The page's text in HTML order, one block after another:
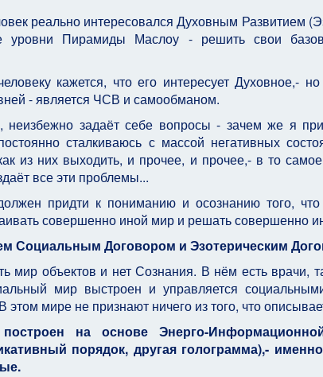
реально интересовался Духовным Развитием
уровни Пирамиды Маслоу - решить свои
кажется, что его интересует Духовное,-
- является ЧСВ и самообманом.
неизбежно задаёт себе вопросы - зачем же я
сталкиваюсь с массой негативных
из них выходить, и прочее, и прочее,- в то
все эти проблемы...
придти к пониманию и осознанию того,
совершенно иной мир и решать совершенно
Социальным Договором и Эзотерическим
мир объектов и нет Сознания. В нём есть врачи,
мир выстроен и управляется
мире не признают ничего из того, что
построен на основе Энерго-
порядок, другая голограмма),-